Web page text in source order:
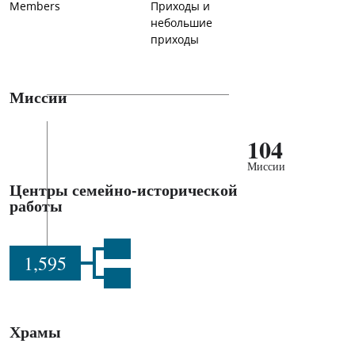
Members
Приходы и
небольшие
приходы
Миссии
104
Миссии
Центры семейно-исторической
работы
1,595
Храмы